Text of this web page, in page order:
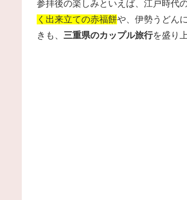
参拝後の楽しみといえば、江戸時代
く出来立ての赤福餅や、伊勢うどん
きも、 三重県のカップル旅行を盛り